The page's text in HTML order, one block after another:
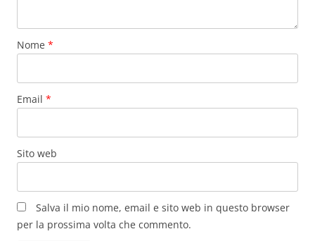
Nome *
Email *
Sito web
Salva il mio nome, email e sito web in questo browser
per la prossima volta che commento.